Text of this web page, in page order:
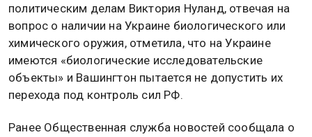
политическим делам Виктория Нуланд, отвечая на
вопрос о наличии на Украине биологического или
химического оружия, отметила, что на Украине
имеются «биологические исследовательские
объекты» и Вашингтон пытается не допустить их
перехода под контроль сил РФ.
Ранее Общественная служба новостей сообщала о